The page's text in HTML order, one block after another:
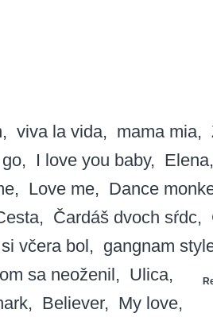
viva la vida mama mia
I love you baby Elena
Love me Dance
Čardáš dvoch sŕdc
včera bol
gangnam
sa neoženil
Ulica
Believer
My love